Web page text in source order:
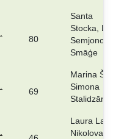
80
Santa
Stocka,
Smāģe
69
Marina
Simona
Stalidzāne
Laura
Nikolova,